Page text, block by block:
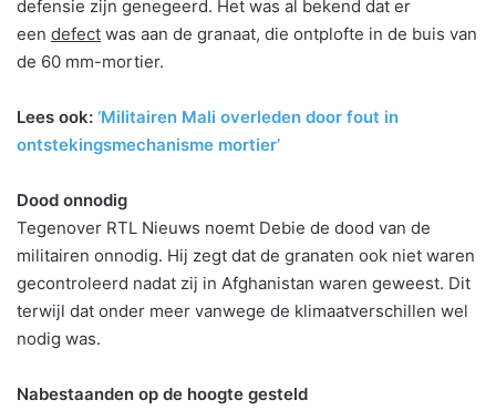
defensie zijn genegeerd. Het was al bekend dat er
een defect was aan de granaat, die ontplofte in de buis van
de 60 mm-mortier.
Lees ook: ‘Militairen Mali overleden door fout in
ontstekingsmechanisme mortier’
Dood onnodig
Tegenover RTL Nieuws noemt Debie de dood van de
militairen onnodig. Hij zegt dat de granaten ook niet waren
gecontroleerd nadat zij in Afghanistan waren geweest. Dit
terwijl dat onder meer vanwege de klimaatverschillen wel
nodig was.
Nabestaanden op de hoogte gesteld